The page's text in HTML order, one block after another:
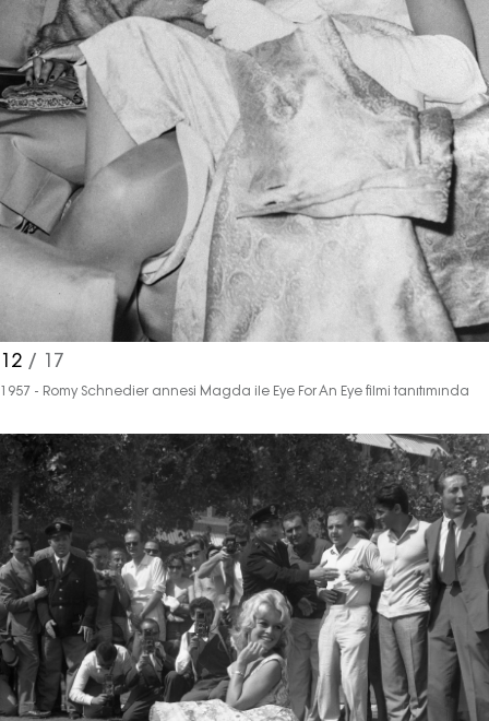
12 / 17
1957 - Romy Schnedier annesi Magda ile Eye For An Eye filmi tanıtımında